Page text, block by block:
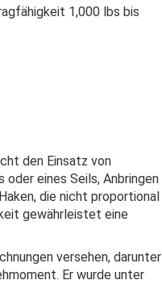
1,000 lbs bis
den Einsatz von
eines Seils, Anbringen
die nicht proportional
gewährleistet eine
versehen, darunter
Er wurde unter